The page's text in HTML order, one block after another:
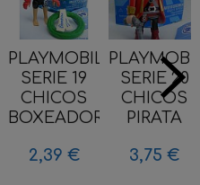
PLAYMOBIL
SERIE 19
CHICOS
BOXEADOR
2,39 €
SERIE 20
CHICOS
PIRATA
3,75 €